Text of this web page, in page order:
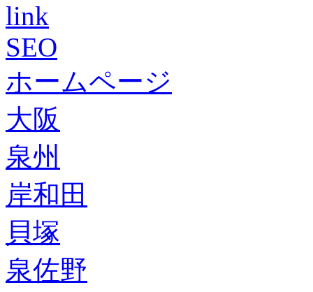
link
SEO
ホームページ
大阪
泉州
岸和田
貝塚
泉佐野